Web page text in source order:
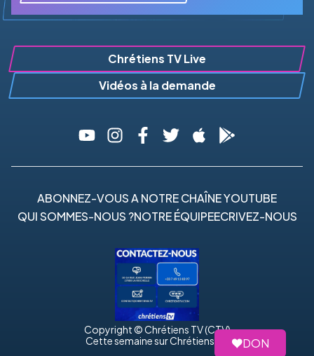
DON
Chrétiens TV Live
Vidéos à la demande
ABONNEZ-VOUS A NOTRE CHAÎNE YOUTUBE
QUI SOMMES-NOUS ?NOTRE ÉQUIPEECRIVEZ-NOUS
Copyright © Chrétiens TV (CTV)
Cette semaine sur Chrétiens TV